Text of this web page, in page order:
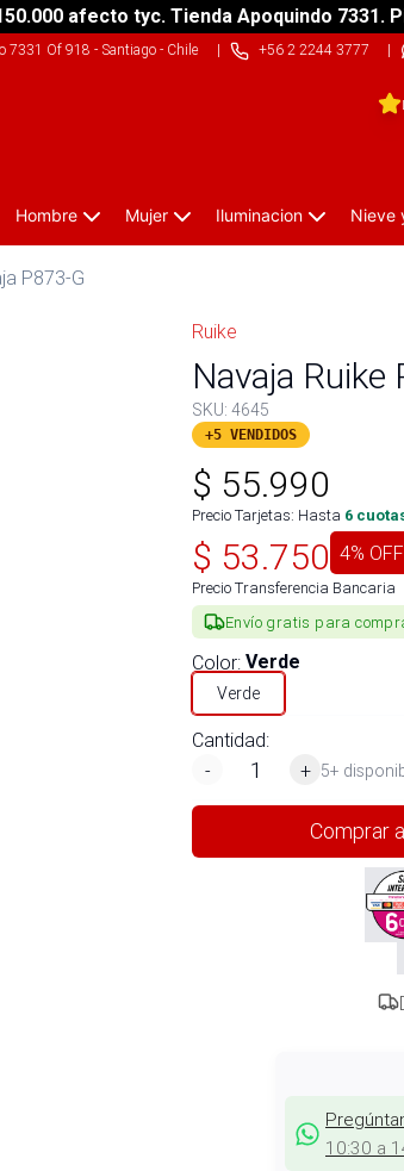
afecto tyc. Tienda Apoquindo 7331.
7331 Of 918 - Santiago - Chile| +56 2 2244 3777 |
Hombre Mujer Iluminacion Nieve
P873-G
Ruike
Navaja Ruike
SKU: 4645
+5 VENDIDOS
$ 55.990
Precio Tarjetas: Hasta 6
$ 53.750 4% OFF
Precio Transferencia Bancaria
Envío gratis para
Color: Verde
Verde
Cantidad:
-
+ 5+
Comprar
10:30 a